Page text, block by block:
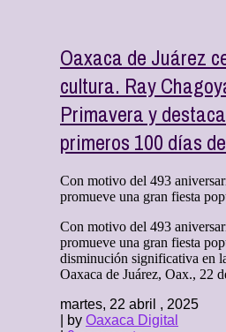
Oaxaca de Juárez
cultura. Ray
Primavera y
primeros 100 días
Con motivo del 493
promueve una gran fiesta
Con motivo del 493
promueve una gran fiesta
disminución significativa en
Oaxaca de Juárez, Oax., 22
martes, 22 abril , 2025
| by Oaxaca Digital